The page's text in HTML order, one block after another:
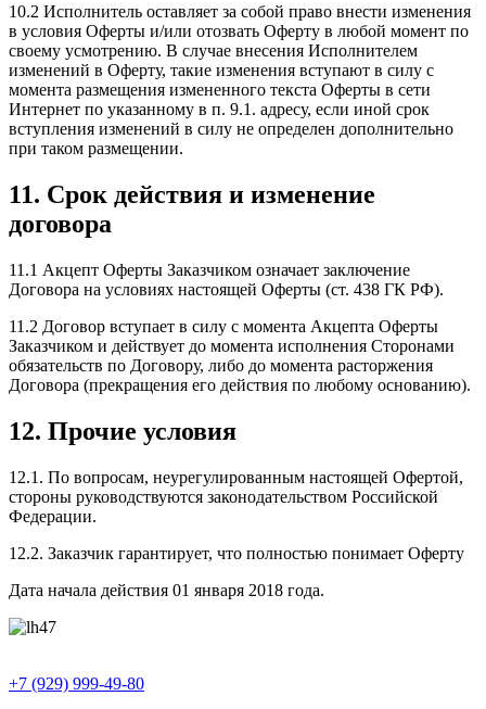
10.2 Исполнитель оставляет за собой право внести изменения
в условия Оферты и/или отозвать Оферту в любой момент по
своему усмотрению. В случае внесения Исполнителем
изменений в Оферту, такие изменения вступают в силу с
момента размещения измененного текста Оферты в сети
Интернет по указанному в п. 9.1. адресу, если иной срок
вступления изменений в силу не определен дополнительно
при таком размещении.
11. Срок действия и изменение
договора
11.1 Акцепт Оферты Заказчиком означает заключение
Договора на условиях настоящей Оферты (ст. 438 ГК РФ).
11.2 Договор вступает в силу с момента Акцепта Оферты
Заказчиком и действует до момента исполнения Сторонами
обязательств по Договору, либо до момента расторжения
Договора (прекращения его действия по любому основанию).
12. Прочие условия
12.1. По вопросам, неурегулированным настоящей Офертой,
стороны руководствуются законодательством Российской
Федерации.
12.2. Заказчик гарантирует, что полностью понимает Оферту
Дата начала действия 01 января 2018 года.
+7 (929) 999-49-80